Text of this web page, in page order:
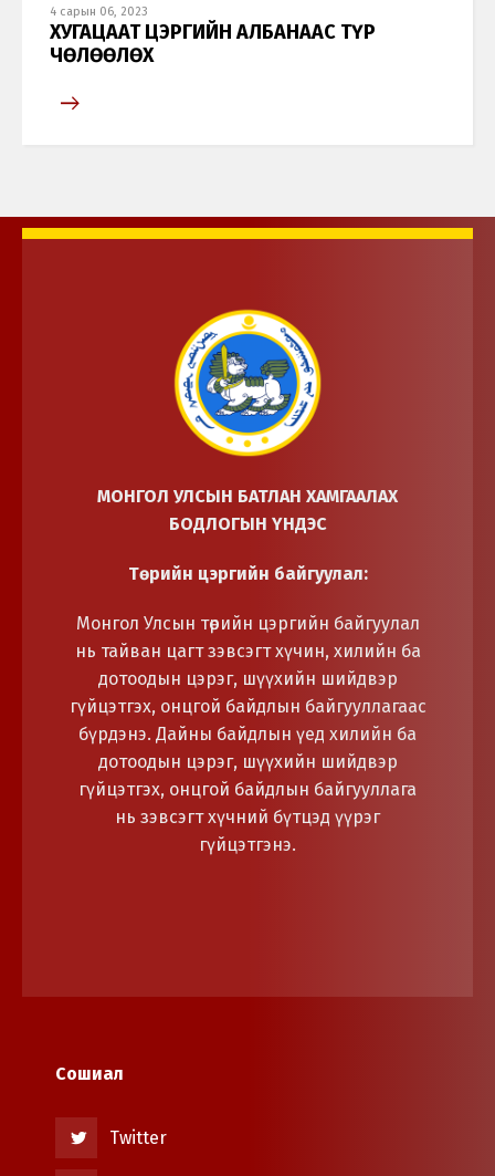
4 сарын 06, 2023
ХУГАЦААТ ЦЭРГИЙН АЛБАНААС ТҮР
ЧӨЛӨӨЛӨХ
МОНГОЛ УЛСЫН БАТЛАН ХАМГААЛАХ
БОДЛОГЫН ҮНДЭС
Төрийн цэргийн байгуулал:
Монгол Улсын төрийн цэргийн байгуулал
нь тайван цагт зэвсэгт хүчин, хилийн ба
дотоодын цэрэг, шүүхийн шийдвэр
гүйцэтгэх, онцгой байдлын байгууллагаас
бүрдэнэ. Дайны байдлын үед хилийн ба
дотоодын цэрэг, шүүхийн шийдвэр
гүйцэтгэх, онцгой байдлын байгууллага
нь зэвсэгт хүчний бүтцэд үүрэг
гүйцэтгэнэ.
Сошиал
Twitter